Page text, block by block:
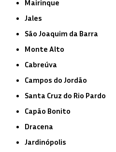
Mairinque
Jales
São Joaquim da Barra
Monte Alto
Cabreúva
Campos do Jordão
Santa Cruz do Rio Pardo
Capão Bonito
Dracena
Jardinópolis